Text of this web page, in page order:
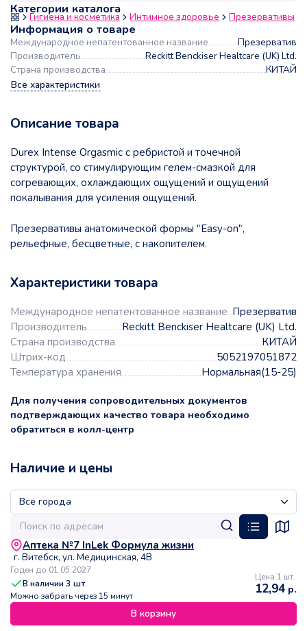
Категории каталога
Гигиена и косметика Интимное здоровье Презервативы
Информация о товаре
Международное непатентованное название
Презерватив
Производитель
Reckitt Benckiser Healtcare (UK) Ltd.
Страна производства
КИТАЙ
Все характеристики
Описание товара
Durex Intense Orgasmic с ребристой и точечной
структурой, со стимулирующим гелем-смазкой для
согревающих, охлаждающих ощущений и ощущений
покалывания для усиления ощущений.
Презервативы анатомической формы "Easy-on",
рельефные, бесцветные, с накопителем.
Характеристики товара
Международное непатентованное название Презерватив
Производитель
Reckitt Benckiser Healtcare (UK) Ltd.
Страна производства
КИТАЙ
Штрих-код
5052197051872
Температура хранения
Нормальная(15-25)
Для получения сопроводительных документов
подтверждающих качество товара необходимо
обратиться в колл-центр
Наличие и цены
Аптека №7 InLek Формула жизни
г. Витебск, ул. Медицинская, 4В
Годен до 01.05.2027
В наличии3 шт.
Можно забрать через 15 минут
Цена 1 шт.
12,94 р.
В корзину